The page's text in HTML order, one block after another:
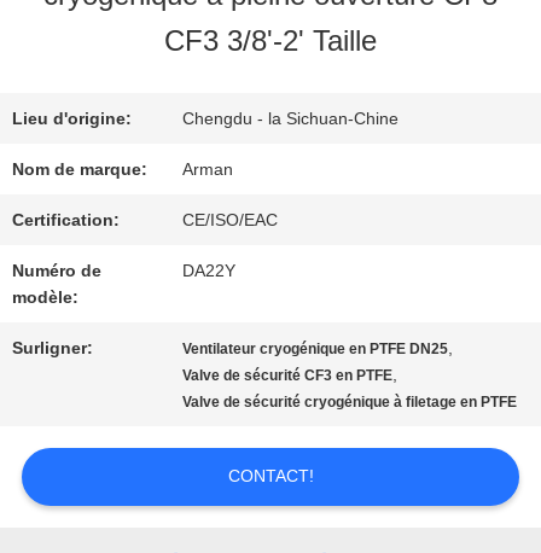
VISITE
D'USINE
CONTRÔLE
CONTACTEZ-
NOUS
CF3 3/8'-2' Taille
Lieu d'origine: Chengdu - la Sichuan-Chine
Nom de marque: Arman
Certification: CE/ISO/EAC
Numéro de
modèle:
DA22Y
Surligner: Ventilateur cryogénique en PTFE DN25,
Valve de sécurité CF3 en PTFE,
Valve de sécurité cryogénique à filetage en PTFE
CONTACT!